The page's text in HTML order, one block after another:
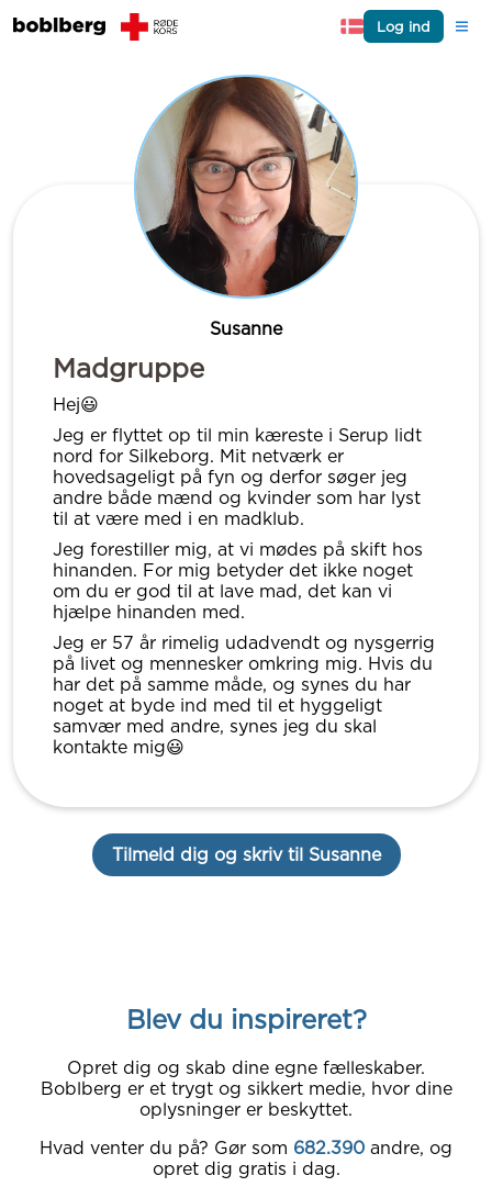
Log ind
Susanne
Madgruppe
Hej😃
Jeg er flyttet op til min kæreste i Serup lidt
nord for Silkeborg. Mit netværk er
hovedsageligt på fyn og derfor søger jeg
andre både mænd og kvinder som har lyst
til at være med i en madklub.
Jeg forestiller mig, at vi mødes på skift hos
hinanden. For mig betyder det ikke noget
om du er god til at lave mad, det kan vi
hjælpe hinanden med.
Jeg er 57 år rimelig udadvendt og nysgerrig
på livet og mennesker omkring mig. Hvis du
har det på samme måde, og synes du har
noget at byde ind med til et hyggeligt
samvær med andre, synes jeg du skal
kontakte mig😃
Tilmeld dig og skriv til Susanne
Blev du inspireret?
Opret dig og skab dine egne fælleskaber.
Boblberg er et trygt og sikkert medie, hvor dine
oplysninger er beskyttet.
Hvad venter du på? Gør som 682.390 andre, og
opret dig gratis i dag.